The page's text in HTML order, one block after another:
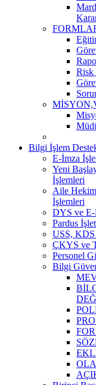
Risk
Bilgi İşlem
E-İmza
Yeni
İşlemleri
Aile
İşlemleri
DYS ve E-
Pardus
USS,
ÇKYS ve
Personel
Bilgi